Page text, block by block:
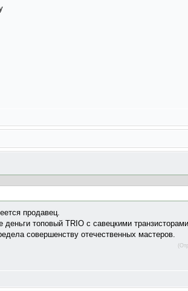
продавец.
топовый TRIO с савецкими
совершенству отечественных мастеров.